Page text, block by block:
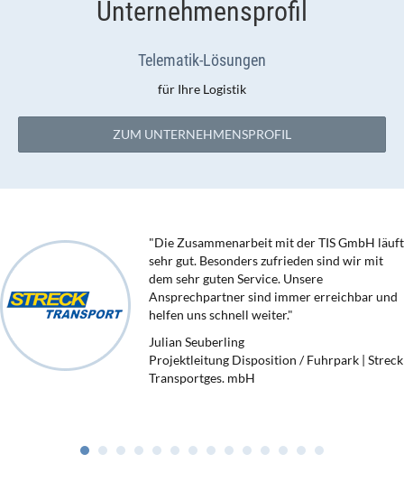
Unternehmensprofil
Telematik-Lösungen
für Ihre Logistik
ZUM UNTERNEHMENSPROFIL
"Die Zusammenarbeit mit der TIS GmbH läuft
sehr gut. Besonders zufrieden sind wir mit
dem sehr guten Service. Unsere
Ansprechpartner sind immer erreichbar und
helfen uns schnell weiter."
Julian Seuberling
Projektleitung Disposition / Fuhrpark | Streck
Transportges. mbH